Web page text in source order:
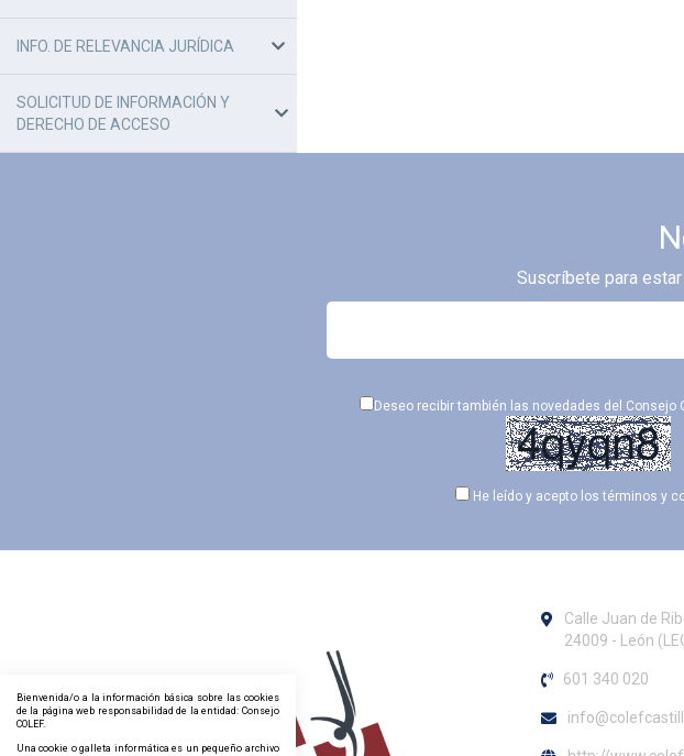
INFO. DE RELEVANCIA JURÍDICA
SOLICITUD DE INFORMACIÓN Y
DERECHO DE ACCESO
Suscríbete para
Deseo recibir también las novedades del
He leído y acepto los términos y
Calle Juan de
24009 - León
601 340 020
Bienvenida/o a la información básica sobre las cookies
de la página web responsabilidad de la entidad: Consejo
COLEF.
Una cookie o galleta informática es un pequeño archivo